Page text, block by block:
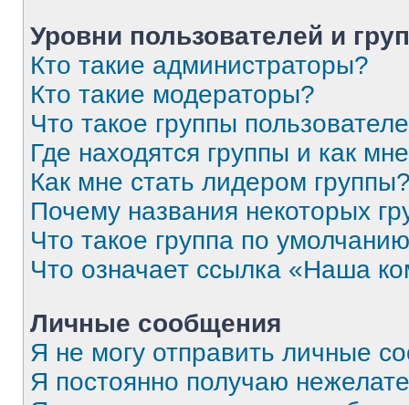
Уровни пользователей и
Кто такие администраторы?
Кто такие модераторы?
Что такое группы
Где находятся группы и как
Как мне стать лидером
Почему названия некоторых
Что такое группа по
Что означает ссылка «Наша
Личные сообщения
Я не могу отправить личные
Я постоянно получаю